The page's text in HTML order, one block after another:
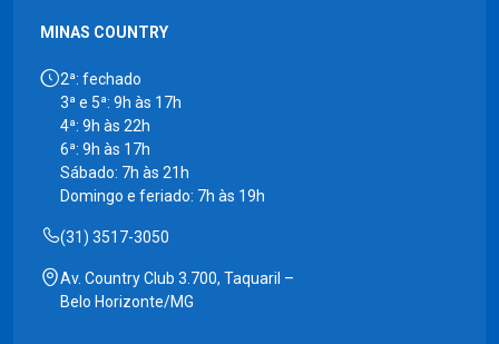
MINAS COUNTRY
2ª: fechado
3ª e 5ª: 9h às 17h
4ª: 9h às 22h
6ª: 9h às 17h
Sábado: 7h às 21h
Domingo e feriado: 7h às 19h
(31) 3517-3050
Av. Country Club 3.700, Taquaril –
Belo Horizonte/MG